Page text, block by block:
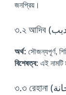
জনপ্রিয়।
অর্থ: সৌজন্যপূর্ণ,
বিশেষত্ব: এই নামটি